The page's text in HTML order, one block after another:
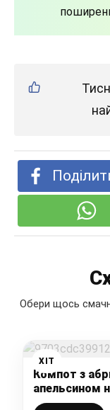
Обери щось
ХІТ
Компот з
апельсином
покроковий